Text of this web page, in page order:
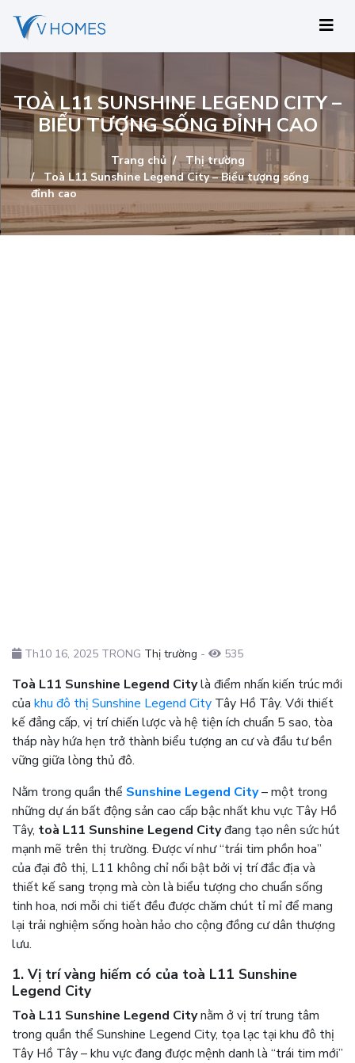
TOÀ L11 SUNSHINE LEGEND CITY –
BIỂU TƯỢNG SỐNG ĐỈNH CAO
Trang chủ
Thị trường
Toà L11 Sunshine Legend City – Biểu tượng sống
đỉnh cao
Th10 16, 2025 TRONG Thị trường - 535
Toà L11 Sunshine Legend Citylà điểm nhấn kiến trúc mới
của khu đô thị Sunshine Legend City Tây Hồ Tây. Với thiết
kế đẳng cấp, vị trí chiến lược và hệ tiện ích chuẩn 5 sao, tòa
tháp này hứa hẹn trở thành biểu tượng an cư và đầu tư bền
vững giữa lòng thủ đô.
Nằm trong quần thể Sunshine Legend City– một trong
những dự án bất động sản cao cấp bậc nhất khu vực Tây Hồ
Tây, toà L11 Sunshine Legend Cityđang tạo nên sức hút
mạnh mẽ trên thị trường. Được ví như “trái tim phồn hoa”
của đại đô thị, L11 không chỉ nổi bật bởi vị trí đắc địa và
thiết kế sang trọng mà còn là biểu tượng cho chuẩn sống
tinh hoa, nơi mỗi chi tiết đều được chăm chút tỉ mỉ để mang
lại trải nghiệm sống hoàn hảo cho cộng đồng cư dân thượng
lưu.
1. Vị trí vàng hiếm có của toà L11 Sunshine
Legend City
Toà L11 Sunshine Legend Citynằm ở vị trí trung tâm
trong quần thể Sunshine Legend City, tọa lạc tại khu đô thị
Tây Hồ Tây – khu vực đang được mệnh danh là “trái tim mới”